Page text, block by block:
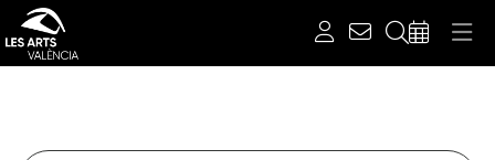
NOVA TEMPORADA 2024-2025